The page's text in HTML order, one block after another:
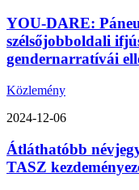
YOU-DARE:
szélsőjobboldali
gendernarratívái
Közlemény
2024-12-06
Átláthatóbb
TASZ